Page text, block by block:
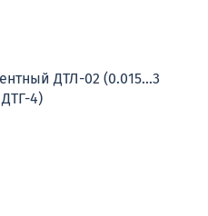
ДТЛ-02 (0.015...3
4)